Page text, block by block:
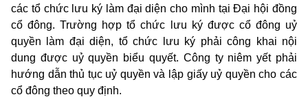
các tổ chức lưu ký làm đại diện cho mình tại Đại hội đồng
cổ đông. Trường hợp tổ chức lưu ký được cổ đông uỷ
quyền làm đại diện, tổ chức lưu ký phải công khai nội
dung được uỷ quyền biểu quyết. Công ty niêm yết phải
hướng dẫn thủ tục uỷ quyền và lập giấy uỷ quyền cho các
cổ đông theo quy định.